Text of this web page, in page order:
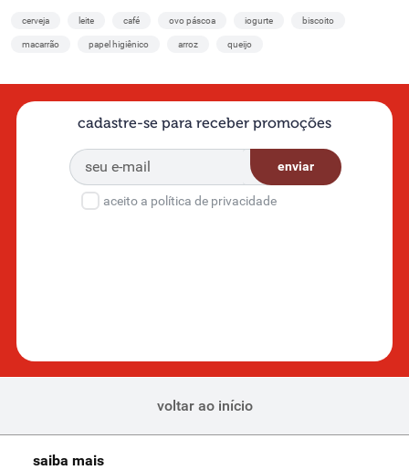
cerveja leite café ovo páscoa iogurte biscoito
macarrão papel higiênico arroz queijo
cadastre-se para receber promoções
enviar
aceito a política de privacidade
voltar ao início
saiba mais